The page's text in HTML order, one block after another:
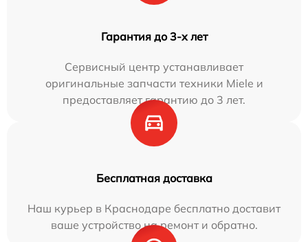
Гарантия до 3-х лет
Сервисный центр устанавливает
оригинальные запчасти техники Miele и
предоставляет гарантию до 3 лет.
Бесплатная доставка
Наш курьер в Краснодаре бесплатно доставит
ваше устройство на ремонт и обратно.